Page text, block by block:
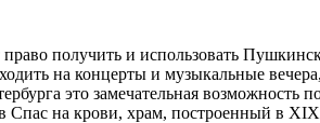
получить и использовать
на концерты и музыкальные
это замечательная возможность
на крови, храм, построенный в